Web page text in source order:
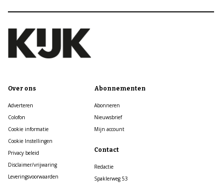
Over ons
Adverteren
Colofon
Cookie informatie
Cookie Instellingen
Privacy beleid
Disclaimer/vrijwaring
Leveringsvoorwaarden
Abonnementen
Abonneren
Nieuwsbrief
Mijn account
Contact
Redactie
Spaklerweg 53